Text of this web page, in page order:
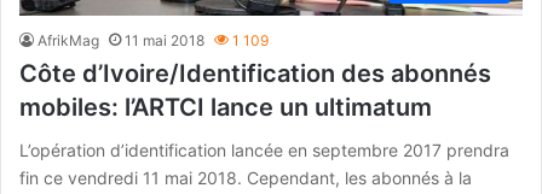
AfrikMag 11 mai 2018 1 109
Côte d’Ivoire/Identification des abonnés
mobiles: l’ARTCI lance un ultimatum
L’opération d’identification lancée en septembre 2017 prendra
fin ce vendredi 11 mai 2018. Cependant, les abonnés à la